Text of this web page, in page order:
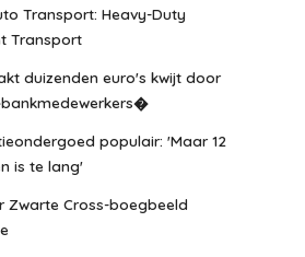
Transport: Heavy-Duty
Transport
duizenden euro's kwijt door
populair: 'Maar 12
is te lang'
Zwarte Cross-boegbeeld